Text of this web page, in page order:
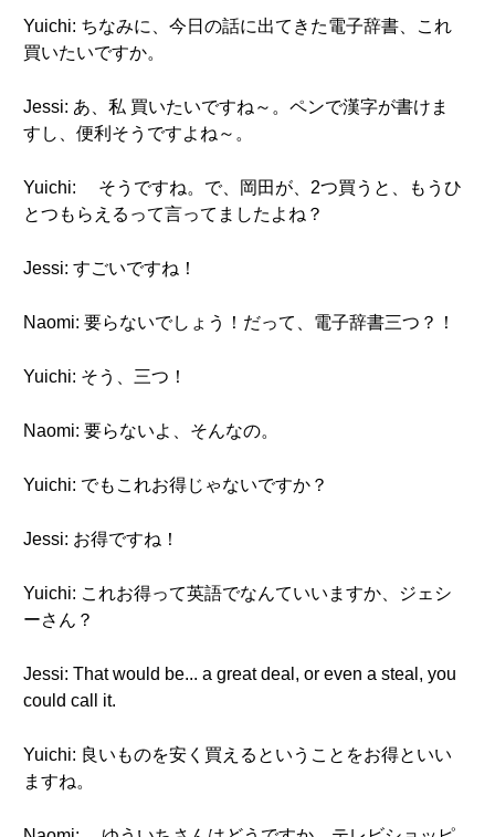
Yuichi: ちなみに、今日の話に出てきた電子辞書、これ
買いたいですか。
Jessi: あ、私 買いたいですね～。ペンで漢字が書けま
すし、便利そうですよね～。
Yuichi: そうですね。で、岡田が、2つ買うと、もうひ
とつもらえるって言ってましたよね？
Jessi: すごいですね！
Naomi: 要らないでしょう！だって、電子辞書三つ？！
Yuichi: そう、三つ！
Naomi: 要らないよ、そんなの。
Yuichi: でもこれお得じゃないですか？
Jessi: お得ですね！
Yuichi: これお得って英語でなんていいますか、ジェシ
ーさん？
Jessi: That would be... a great deal, or even a steal, you
could call it.
Yuichi: 良いものを安く買えるということをお得といい
ますね。